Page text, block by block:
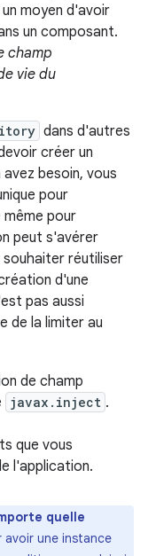
moyen d'avoir
un composant.
champ
vie du
dans d'autres
créer un
besoin, vous
pour
même pour
peut s'avérer
réutiliser
d'une
pas aussi
de la limiter au
de champ
javax.inject .
que vous
l'application.
quelle
une instance